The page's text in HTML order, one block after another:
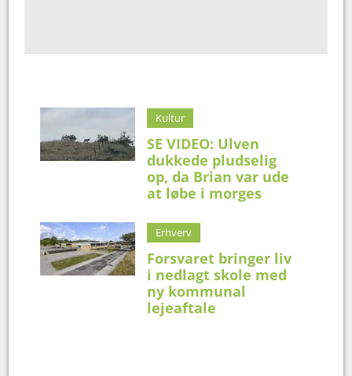
Kultur
SE VIDEO: Ulven
dukkede pludselig
op, da Brian var ude
at løbe i morges
Erhverv
Forsvaret bringer liv
i nedlagt skole med
ny kommunal
lejeaftale